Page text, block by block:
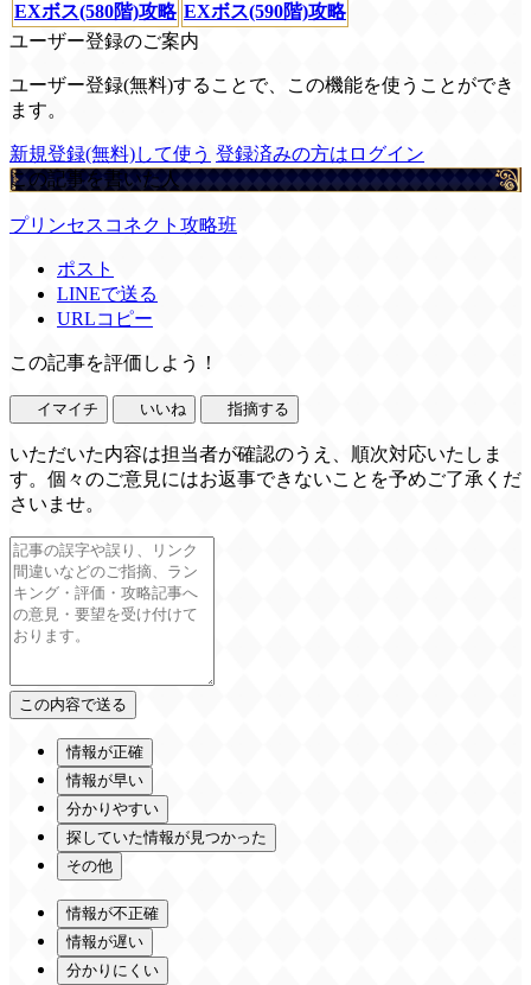
EXボス(580階)攻略 EXボス(590階)攻略
ユーザー登録のご案内
ユーザー登録(無料)することで、この機能を使うことができ
ます。
新規登録(無料)して使う 登録済みの方はログイン
この記事を書いた人
プリンセスコネクト攻略班
ポスト
LINEで送る
URLコピー
この記事を評価しよう！
イマイチ いいね 指摘する
いただいた内容は担当者が確認のうえ、順次対応いたしま
す。個々のご意見にはお返事できないことを予めご了承くだ
さいませ。
情報が正確
情報が早い
分かりやすい
探していた情報が見つかった
その他
情報が不正確
情報が遅い
分かりにくい